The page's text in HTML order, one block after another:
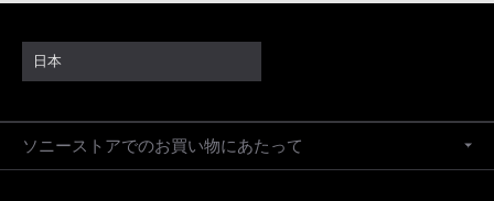
日本
ソニーストアでのお買い物にあたって